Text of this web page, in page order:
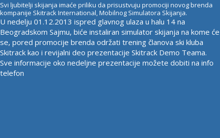
Svi ljubitelji skijanja imaće priliku da prisustvuju promociji novog brenda
kompanije Skitrack International, Mobilnog Simulatora Skijanja.
U nedelju 01.12.2013 ispred glavnog ulaza u halu 14 na
Beogradskom Sajmu, biće instaliran simulator skijanja na kome će
se, pored promocije brenda održati trening članova ski kluba
Skitrack kao i revijalni deo prezentacije Skitrack Demo Teama.
Sve informacije oko nedeljne prezentacije možete dobiti na info
telefon